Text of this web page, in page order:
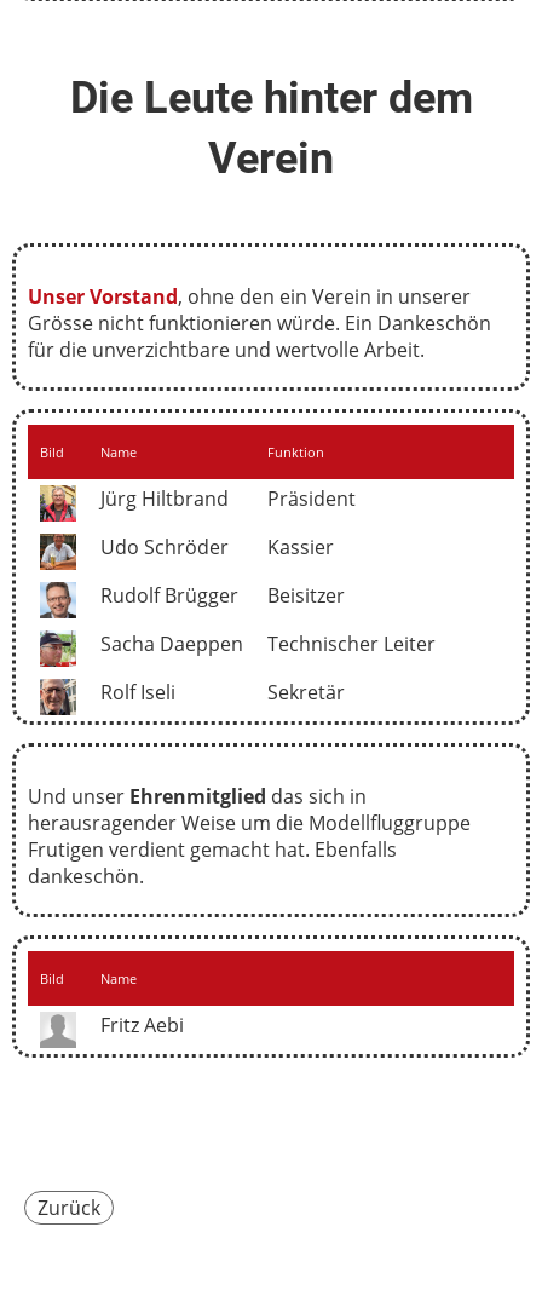
Die Leute hinter dem
Verein
Unser Vorstand, ohne den ein Verein in unserer
Grösse nicht funktionieren würde. Ein Dankeschön
für die unverzichtbare und wertvolle Arbeit.
Bild Name Funktion
Jürg Hiltbrand
Präsident
Udo Schröder
Kassier
Rudolf Brügger
Beisitzer
Sacha Daeppen
Technischer Leiter
Rolf Iseli
Sekretär
Und unser Ehrenmitglied das sich in
herausragender Weise um die Modellfluggruppe
Frutigen verdient gemacht hat. Ebenfalls
dankeschön.
Bild Name
Fritz Aebi
Zurück